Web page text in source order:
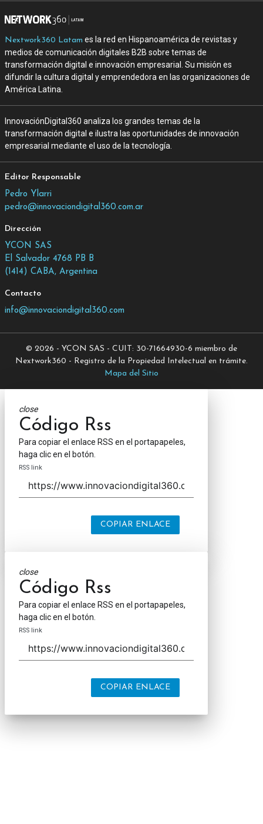
Nextwork360 Latam es la red en Hispanoamérica de revistas y
medios de comunicación digitales B2B sobre temas de
transformación digital e innovación empresarial. Su misión es
difundir la cultura digital y emprendedora en las organizaciones de
América Latina.
InnovaciónDigital360 analiza los grandes temas de la
transformación digital e ilustra las oportunidades de innovación
empresarial mediante el uso de la tecnología.
Editor Responsable
Pedro Ylarri
pedro@innovaciondigital360.com.ar
Dirección
YCON SAS
El Salvador 4768 PB B
(1414) CABA, Argentina
Contacto
info@innovaciondigital360.com
© 2026 - YCON SAS - CUIT: 30-71664930-6 miembro de
Nextwork360 - Registro de la Propiedad Intelectual en trámite.
Mapa del Sitio
close
Código Rss
Para copiar el enlace RSS en el portapapeles,
haga clic en el botón.
RSS link
COPIAR ENLACE
close
Código Rss
Para copiar el enlace RSS en el portapapeles,
haga clic en el botón.
RSS link
COPIAR ENLACE